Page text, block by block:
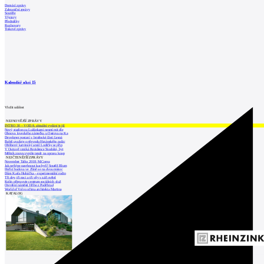
Domácí zprávy
Zahraniční zprávy
Soutěže
Výstavy
Přednášky
Rozhovory
Tiskové zprávy
Kalendář akcí 15
Vložit událost
NEJNOVĚJŠÍ ZPRÁVY
INTRO 30 – VODA: aktuální vydání je již
Nový stadion za Lužánkami nesmí mít dle
Obnova loveckého zámečku u Ostrova na Ka
Developer postaví v brněnské části Lesná
Babiš uvažuje o převodu Hrzánského palác
Oblíbený karvinský areál Lodičky se přip
V Ostravě vzniká Rezidence Stodolní, byt
Mělník znovu vypíše tendr na opravu koup
NEJČTENĚJŠÍ ZPRÁVY
November Talks 2018: M.Corea
Jak nejlépe navrhnout kuchyň? Soutěž Blum
Hořící budova ve Zlíně se na dvou místec
Dům Karla Hubáčka – experimentální rodin
Tři dny, tři noci a tři vily v záři světel
Kolín připravuje centrum sociálních služ
Otevření náměstí Jiřího z Poděbrad
World of Volvo očima architekta Martina
KATALOG